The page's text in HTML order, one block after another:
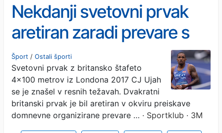
Nekdanji svetovni prvak
aretiran zaradi prevare s
kriptovalutami
Šport / Ostali športi
Svetovni prvak z britansko štafeto
4x100 metrov iz Londona 2017 CJ Ujah
se je znašel v resnih težavah. Dvakratni
britanski prvak je bil aretiran v okviru preiskave
domnevne organizirane prevare … · Sportklub · 3M